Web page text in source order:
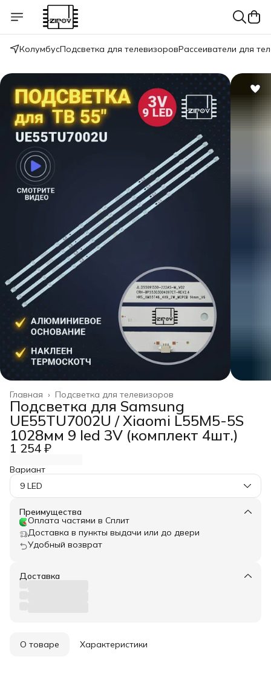
КолумбусПодсветка для телевизоровРассеиватели для
Подсветка для телевизоров
Главная ›
Подсветка для Samsung
UE55TU7002U / Xiaomi L55M5-5S
1028мм 9 led 3V (комплект 4шт.)
1 254 ₽
Вариант
9 LED
Преимущества
Оплата частями в Сплит
Доставка в пункты выдачи или до двери
Удобный возврат
Доставка
О товаре Характеристики